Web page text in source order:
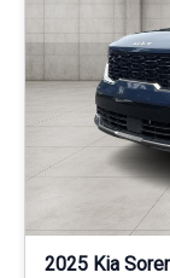
2025 Kia